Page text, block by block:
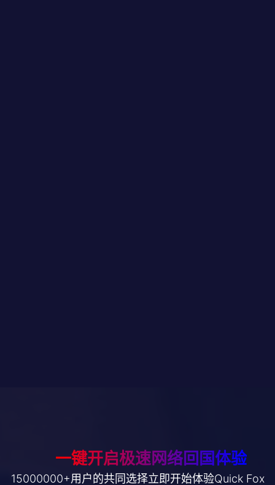
一键开启极速网络回国体验
15000000+用户的共同选择立即开始体验Quick Fox